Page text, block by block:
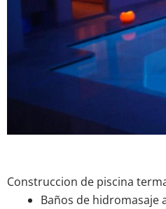
Construccion de piscina
Baños de